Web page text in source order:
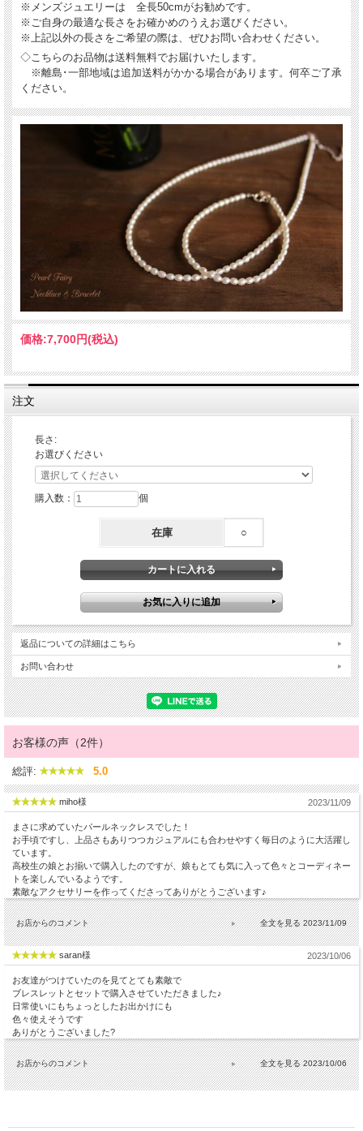
※メンズジュエリーは 全長50cmがお勧めです。
※ご自身の最適な長さをお確かめのうえお選びください。
※上記以外の長さをご希望の際は、ぜひお問い合わせください。
◇こちらのお品物は送料無料でお届けいたします。
※離島･一部地域は追加送料がかかる場合があります。何卒ご了承
ください。
価格:7,700円(税込)
注文
長さ:
お選びください
購入数： 個
在庫 ○
返品についての詳細はこちら
お問い合わせ
お客様の声（2件）
総評: 5.0
miho様 2023/11/09
まさに求めていたパールネックレスでした！
お手頃ですし、上品さもありつつカジュアルにも合わせやすく毎日のように大活躍し
ています。
高校生の娘とお揃いで購入したのですが、娘もとても気に入って色々とコーディネー
トを楽しんでいるようです。
素敵なアクセサリーを作ってくださってありがとうございます♪
お店からのコメント 2023/11/09
saran様 2023/10/06
お友達がつけていたのを見てとても素敵で
ブレスレットとセットで購入させていただきました♪
日常使いにもちょっとしたお出かけにも
色々使えそうです
ありがとうございました?
お店からのコメント 2023/10/06